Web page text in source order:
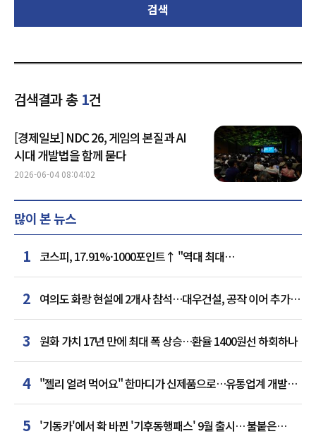
검색
검색결과 총 1건
[경제일보] NDC 26, 게임의 본질과 AI
시대 개발법을 함께 묻다
2026-06-04 08:04:02
많이 본 뉴스
1 코스피, 17.91%·1000포인트↑ "역대 최대
상승률"…'삼전닉스' 동반 상한가
2 여의도 화랑 현설에 2개사 참석…대우건설, 공작 이어 추가
거점 확보하나
3 원화 가치 17년 만에 최대 폭 상승…환율 1400원선 하회하나
4 "젤리 얼려 먹어요" 한마디가 신제품으로…유통업계 개발실
된 SNS
5 '기동카'에서 확 바뀐 '기후동행패스' 9월 출시… 불붙은